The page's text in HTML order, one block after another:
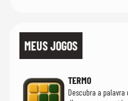
MEUS JOGOS
TERMO
Descubra a